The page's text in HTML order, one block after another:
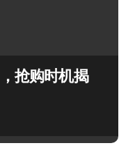
抢购时机揭